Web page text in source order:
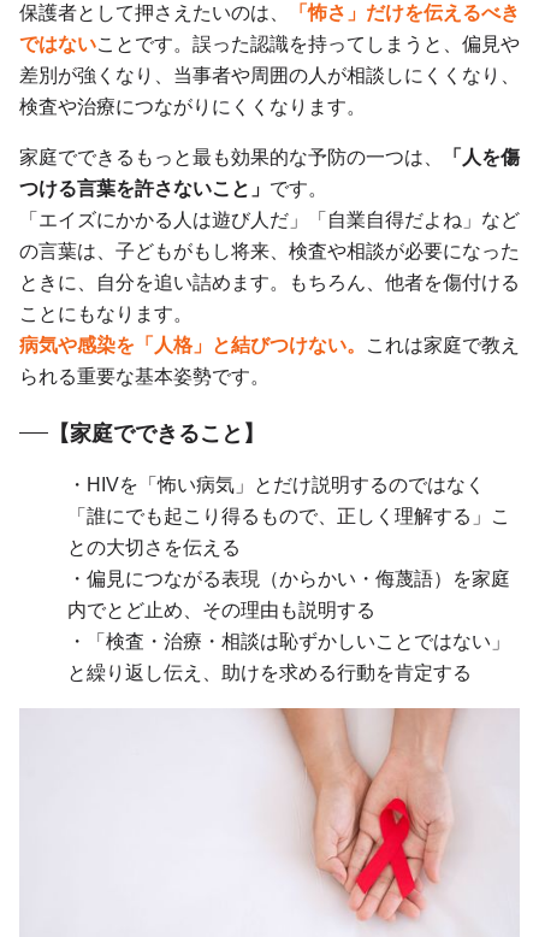
保護者として押さえたいのは、
「怖さ」だけを伝えるべき
ではないことです。誤った認識を持ってしまうと、偏見や
差別が強くなり、当事者や周囲の人が相談しにくくなり、
検査や治療につながりにくくなります。
家庭でできるもっと最も効果的な予防の一つは、
「人を傷
つける言葉を許さないこと」 です。
「エイズにかかる人は遊び人だ」「自業自得だよね」など
の言葉は、子どもがもし将来、検査や相談が必要になった
ときに、自分を追い詰めます。もちろん、他者を傷付ける
ことにもなります。
病気や感染を「人格」と結びつけない。
これは家庭で教え
られる重要な基本姿勢です。
【家庭でできること】
・HIVを「怖い病気」とだけ説明するのではなく
「誰にでも起こり得るもので、正しく理解する」こ
との大切さを伝える
・偏見につながる表現（からかい・侮蔑語）を家庭
内でとど止め、その理由も説明する
・「検査・治療・相談は恥ずかしいことではない」
と繰り返し伝え、助けを求める行動を肯定する